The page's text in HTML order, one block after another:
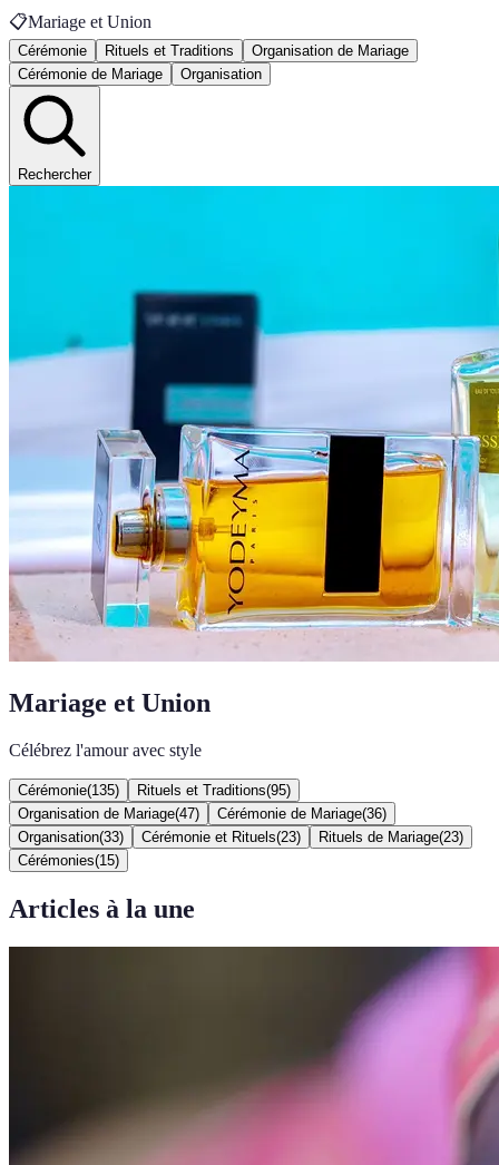
📋Mariage et Union
Cérémonie Rituels et Traditions
Organisation de Mariage
Cérémonie de Mariage
Organisation
Rechercher
Mariage et Union
Célébrez l'amour avec style
Cérémonie(135) Rituels et Traditions(95)
Organisation de Mariage(47) Cérémonie de Mariage(36)
Organisation(33) Cérémonie et Rituels(23) Rituels de Mariage(23)
Cérémonies(15)
Articles à la une